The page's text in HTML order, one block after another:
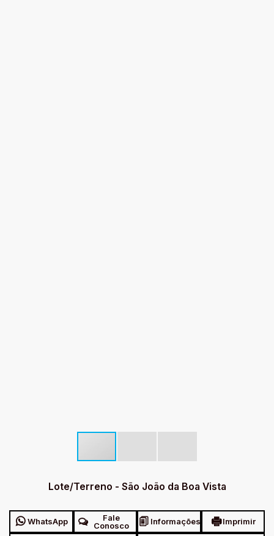
Lote/Terreno - São João da Boa Vista
WhatsApp
Fale
Conosco
Informações Imprimir